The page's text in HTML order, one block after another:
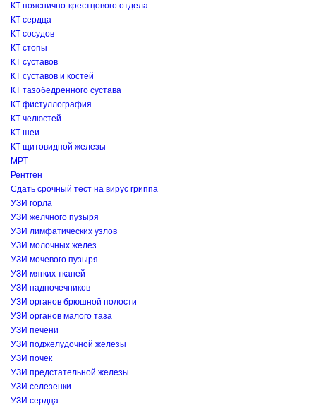
КТ пояснично-крестцового отдела
КТ сердца
КТ сосудов
КТ стопы
КТ суставов
КТ суставов и костей
КТ тазобедренного сустава
КТ фистуллография
КТ челюстей
КТ шеи
КТ щитовидной железы
МРТ
Рентген
Сдать срочный тест на вирус гриппа
УЗИ горла
УЗИ желчного пузыря
УЗИ лимфатических узлов
УЗИ молочных желез
УЗИ мочевого пузыря
УЗИ мягких тканей
УЗИ надпочечников
УЗИ органов брюшной полости
УЗИ органов малого таза
УЗИ печени
УЗИ поджелудочной железы
УЗИ почек
УЗИ предстательной железы
УЗИ селезенки
УЗИ сердца